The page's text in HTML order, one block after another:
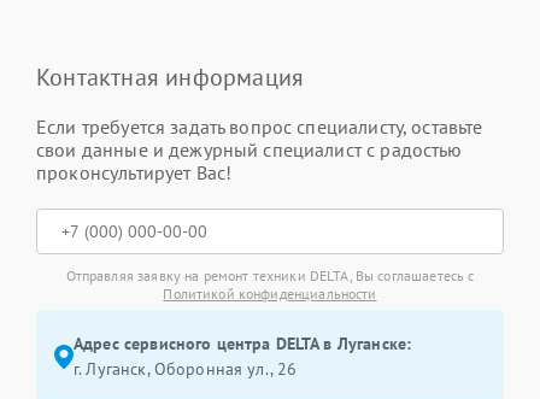
Контактная информация
Если требуется задать вопрос специалисту, оставьте
свои данные и дежурный специалист с радостью
проконсультирует Вас!
Отправляя заявку на ремонт техники DELTA, Вы соглашаетесь с
Политикой конфиденциальности
Адрес сервисного центра DELTA в Луганске:
г. Луганск, Оборонная ул., 26